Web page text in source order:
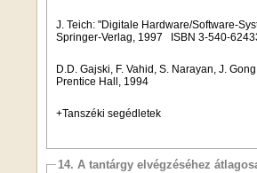
J. Teich: "Digitale Hardware/Software-
Springer-Verlag, 1997
ISBN 3-540-
D.D. Gajski, F. Vahid, S. Narayan, J.
Prentice Hall, 1994
+Tanszéki segédletek
14. A tantárgy elvégzéséhez